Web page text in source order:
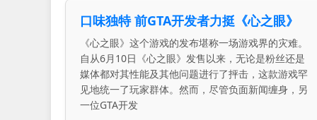
口味独特 前GTA开发者力挺《心之眼》
《心之眼》这个游戏的发布堪称一场游戏界的灾难。
自从6月10日《心之眼》发售以来，无论是粉丝还是
媒体都对其性能及其他问题进行了抨击，这款游戏罕
见地统一了玩家群体。然而，尽管负面新闻缠身，另
一位GTA开发